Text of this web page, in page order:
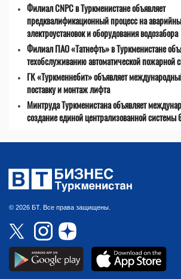
Филиал CNPC в Туркменистане объявляет
предквалификационный процесс на
электроустановок и оборудования водозабора
Филиал ПАО «Татнефть» в Туркменистане
техобслуживанию автоматической пожарной
ГК «Туркменнебит» объявляет
поставку и монтаж лифта
Минтруда Туркменистана объявляет
создание единой централизованной системы
© 2026 БТ. Все права защищены.